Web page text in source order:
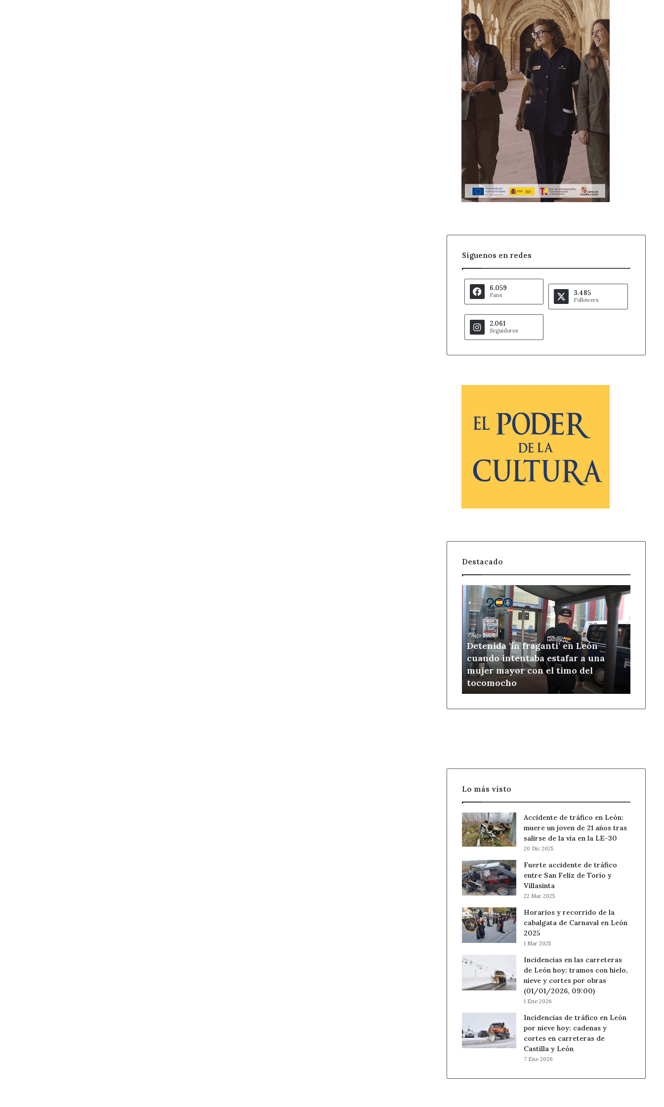
Síguenos en redes
6.059
Fans 3.485
Followers
2.061
Seguidores
Destacado
Detenida
‘in
fraganti’
León
cuando
intentaba
estafar
a
una
mujer
7 Ago 2026
Detenida ‘in fraganti’ en León
cuando intentaba estafar a una
mujer mayor con el timo del
tocomocho
Lo más visto
Accidente de tráfico en León:
muere un joven de 21 años tras
salirse de la vía en la LE-30
20 Dic 2025
Fuerte accidente de tráfico
entre San Feliz de Torío y
Villasinta
22 Mar 2025
Horarios y recorrido de la
cabalgata de Carnaval en León
2025
1 Mar 2025
Incidencias en las carreteras
de León hoy: tramos con hielo,
nieve y cortes por obras
(01/01/2026, 09:00)
1 Ene 2026
Incidencias de tráfico en León
por nieve hoy: cadenas y
cortes en carreteras de
Castilla y León
7 Ene 2026